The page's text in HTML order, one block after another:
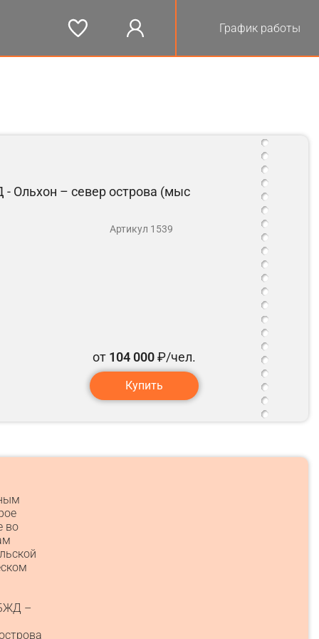
График работы
Ольхон – север острова (мыс
Артикул 1539
от 104 000₽/чел.
Купить
во
–